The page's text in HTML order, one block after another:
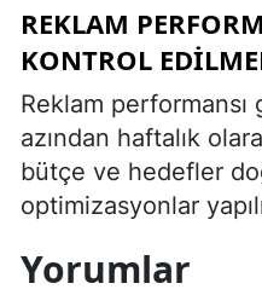
REKLAM
KONTROL
Reklam
azından haftalık
bütçe ve hedefler
optimizasyonlar
Yorumlar